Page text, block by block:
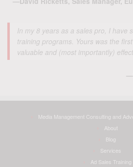
In my 8 years as a sales pro, I have
training programs. Yours was the
valuable and (most importantly)
Media Management Consulting and
About
Blog
Services
Ad Sales Training